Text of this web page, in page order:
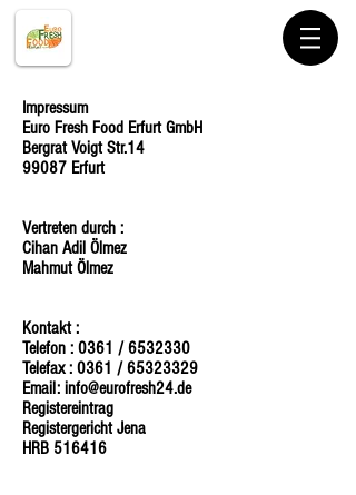
Impressum
Euro Fresh Food Erfurt GmbH
Bergrat Voigt Str.14
99087 Erfurt
Vertreten durch :
Cihan Adil Ölmez
Mahmut Ölmez
Kontakt :
Telefon : 0361 /6532330
Telefax : 0361 /65323329
Email: info@eurofresh24.de
Registereintrag
Registergericht Jena
HRB 516416